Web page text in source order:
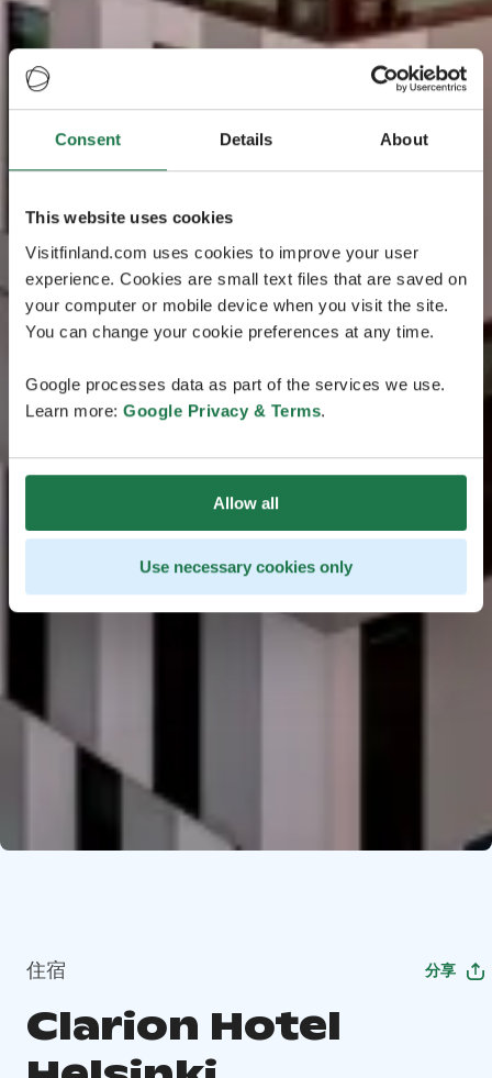
Consent Details About
This website uses cookies
Visitfinland.com uses cookies to improve your user
experience. Cookies are small text files that are saved on
your computer or mobile device when you visit the site.
You can change your cookie preferences at any time.
Google processes data as part of the services we use.
Learn more: Google Privacy & Terms.
Allow all
Use necessary cookies only
住宿 分享
Clarion Hotel